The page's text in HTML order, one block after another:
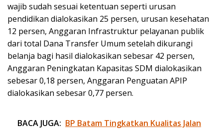
wajib sudah sesuai ketentuan seperti urusan
pendidikan dialokasikan 25 persen, urusan kesehatan
12 persen, Anggaran Infrastruktur pelayanan publik
dari total Dana Transfer Umum setelah dikurangi
belanja bagi hasil dialokasikan sebesar 42 persen,
Anggaran Peningkatan Kapasitas SDM dialokasikan
sebesar 0,18 persen, Anggaran Penguatan APIP
dialokasikan sebesar 0,77 persen.
BACA JUGA: BP Batam Tingkatkan Kualitas Jalan